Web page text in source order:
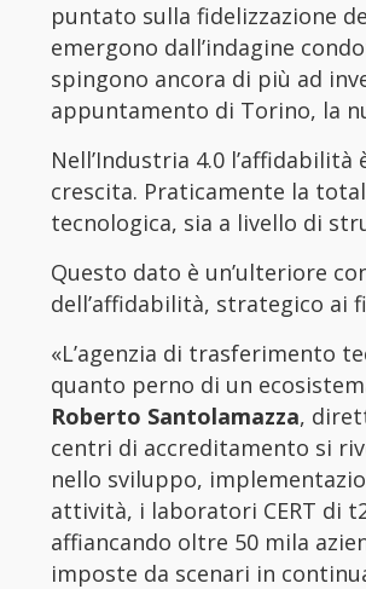
puntato sulla fidelizzazione
emergono dall’indagine
spingono ancora di più ad
appuntamento di Torino, la
Nell’Industria 4.0
crescita. Praticamente la
tecnologica, sia a livello di
Questo dato è un’ulteriore
dell’affidabilità, strategico ai
«L’agenzia di trasferimento
quanto perno di un
Roberto Santolamazza,
centri di accreditamento si
nello sviluppo,
attività, i laboratori CERT di
affiancando oltre 50 mila
imposte da scenari in